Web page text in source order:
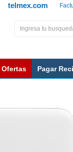
telmex.com
Ofertas Pagar